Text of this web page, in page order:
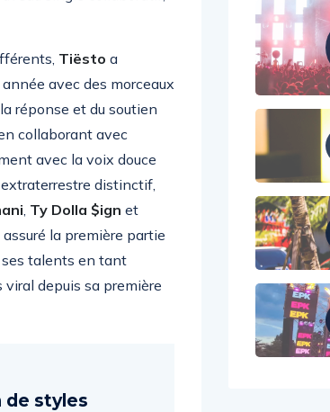
Tiësto a
avec des morceaux
réponse et du soutien
collaborant avec
avec la voix douce
distinctif,
, Ty Dolla $ign et
assuré la première partie
talents en tant
viral depuis sa première
de styles